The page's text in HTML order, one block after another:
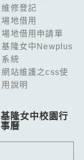
維修登記
場地借用
場地借用申請單
基隆女中Newplus
系統
網站維護之css使
用說明
基隆女中校園行
事曆